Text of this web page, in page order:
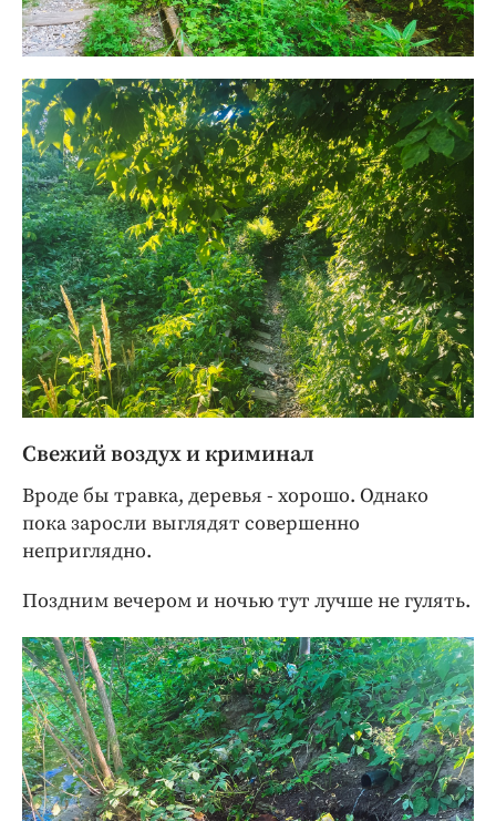
Свежий воздух и криминал
Вроде бы травка, деревья - хорошо. Однако
пока заросли выглядят совершенно
неприглядно.
Поздним вечером и ночью тут лучше не гулять.